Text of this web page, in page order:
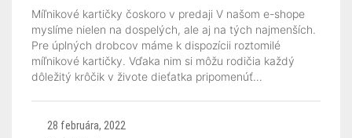
Míľnikové kartičky čoskoro v predaji V našom e-shope
myslíme nielen na dospelých, ale aj na tých najmenších.
Pre úplných drobcov máme k dispozícii roztomilé
míľnikové kartičky. Vďaka nim si môžu rodičia každý
dôležitý krôčik v živote dieťatka pripomenúť…
28 februára, 2022